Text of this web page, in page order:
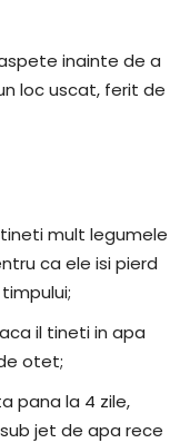
inainte de a
loc uscat, ferit de
mult legumele
ca ele isi pierd
il tineti in apa
otet;
pana la 4 zile,
jet de apa rece